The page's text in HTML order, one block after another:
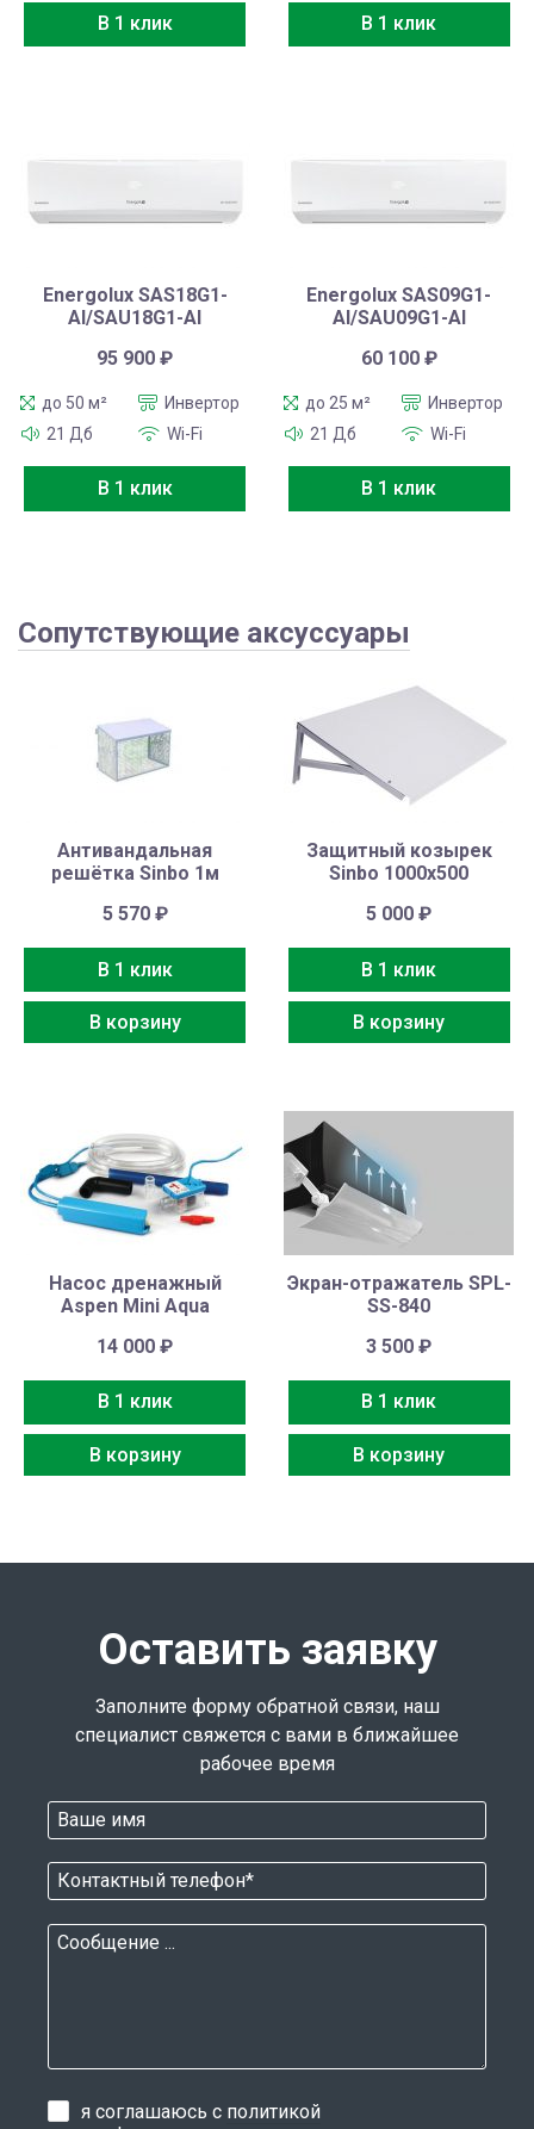
В 1 клик В 1 клик
Energolux SAS18G1-
AI/SAU18G1-AI
95 900₽
до 50 м²
Инвертор
21 Дб
Wi-Fi
В 1 клик
Energolux SAS09G1-
AI/SAU09G1-AI
60 100 ₽
до 25 м²
Инвертор
21 Дб
Wi-Fi
В 1 клик
Сопутствующие аксуссуары
Антивандальная
решётка Sinbo 1м
5 570 ₽
В 1 клик
В корзину
Защитный козырек
Sinbo 1000х500
5 000₽
В 1 клик
В корзину
Насос дренажный
Aspen Mini Aqua
14 000₽
В 1 клик
В корзину
Экран-отражатель SPL-
SS-840
3 500₽
В 1 клик
В корзину
Оставить заявку
Заполните форму обратной связи, наш
специалист свяжется с вами в ближайшее
рабочее время
я соглашаюсь с политикой